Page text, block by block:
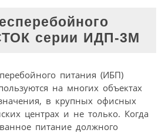
серии ИДП-3М
питания (ИБП)
на многих объектах
в крупных офисных
центрах и не только. Когда
питание должного